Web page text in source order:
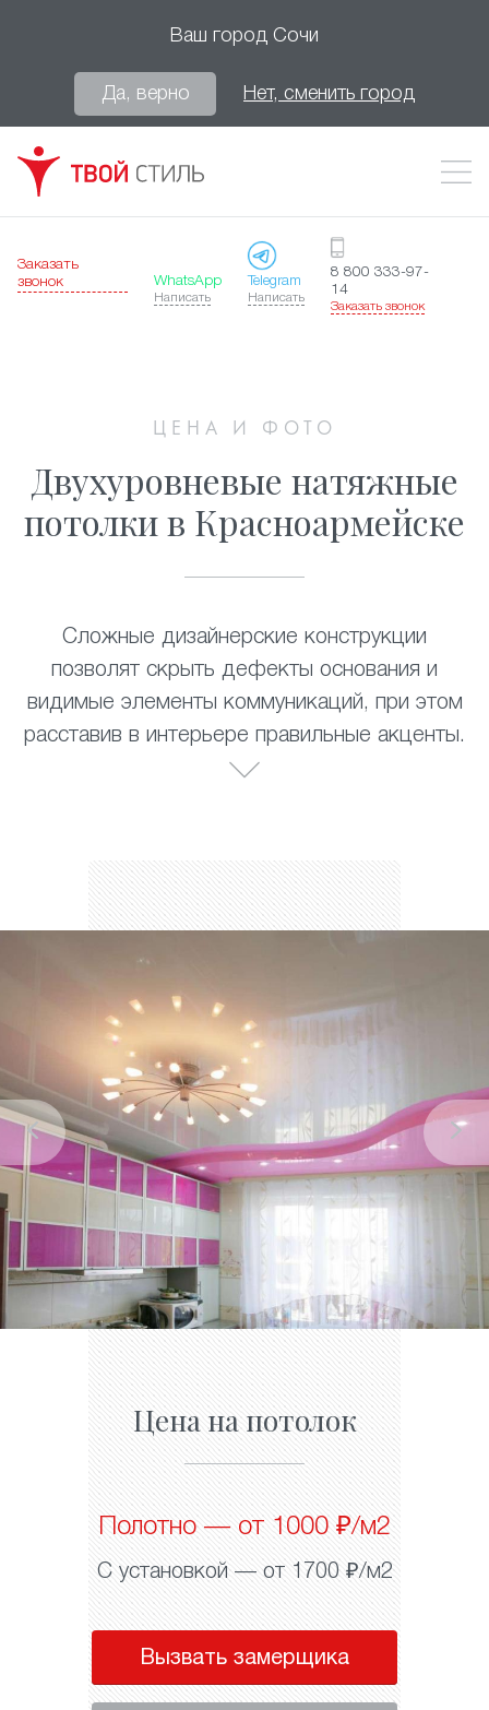
Ваш город Сочи
Да, верно Нет, сменить город
Заказать
звонок
WhatsApp
Написать
Telegram
Написать
8 800 333-97-
14
Заказать звонок
ЦЕНА И ФОТО
Двухуровневые натяжные
потолки в Красноармейске
Сложные дизайнерские конструкции
позволят скрыть дефекты основания и
видимые элементы коммуникаций, при этом
расставив в интерьере правильные акценты.
Цена на потолок
Полотно — от 1000 ₽/м2
С установкой — от 1700 ₽/м2
Вызвать замерщика